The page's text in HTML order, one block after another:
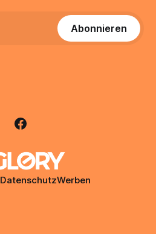
Abonnieren
DatenschutzWerben